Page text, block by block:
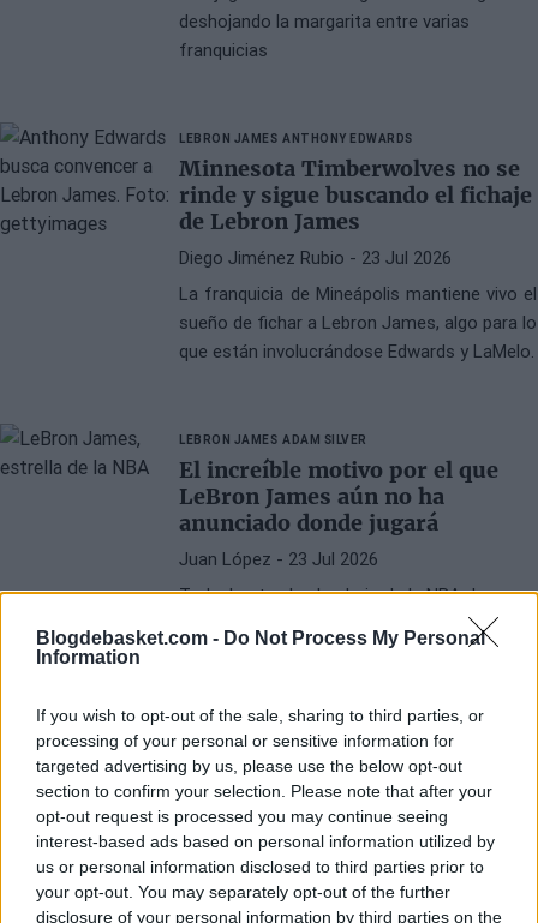
Blogdebasket.com - Do Not Process My Personal
Information
If you wish to opt-out of the sale, sharing to third parties, or
processing of your personal or sensitive information for
targeted advertising by us, please use the below opt-out
section to confirm your selection. Please note that after your
opt-out request is processed you may continue seeing
interest-based ads based on personal information utilized by
us or personal information disclosed to third parties prior to
your opt-out. You may separately opt-out of the further
disclosure of your personal information by third parties on the
deshojando la margarita entre varias
franquicias
LEBRON JAMES ANTHONY EDWARDS
Minnesota Timberwolves no se
rinde y sigue buscando el fichaje
de Lebron James
Diego Jiménez Rubio - 23 Jul 2026
La franquicia de Mineápolis mantiene vivo el
sueño de fichar a Lebron James, algo para lo
que están involucrándose Edwards y LaMelo.
LEBRON JAMES ADAM SILVER
El increíble motivo por el que
LeBron James aún no ha
anunciado donde jugará
Juan López - 23 Jul 2026
Todo, hasta el calendario de la NBA de cara
a la próxima campaña, están pendientes de
su decisión